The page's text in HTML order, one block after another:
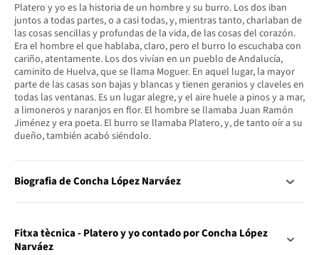
Platero y yo es la historia de un hombre y su burro. Los dos iban
juntos a todas partes, o a casi todas, y, mientras tanto, charlaban de
las cosas sencillas y profundas de la vida, de las cosas del corazón.
Era el hombre el que hablaba, claro, pero el burro lo escuchaba con
cariño, atentamente. Los dos vivían en un pueblo de Andalucía,
caminito de Huelva, que se llama Moguer. En aquel lugar, la mayor
parte de las casas son bajas y blancas y tienen geranios y claveles en
todas las ventanas. Es un lugar alegre, y el aire huele a pinos y a mar,
a limoneros y naranjos en flor. El hombre se llamaba Juan Ramón
Jiménez y era poeta. El burro se llamaba Platero, y, de tanto oír a su
dueño, también acabó siéndolo.
Biografia de Concha López Narváez
Fitxa tècnica - Platero y yo contado por Concha López
Narváez